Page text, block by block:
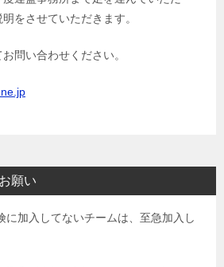
をさせていただきます。
問い合わせください。
願い
に加入してないチームは、至急加入し